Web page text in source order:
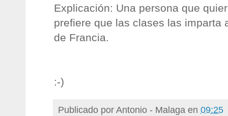
Explicación: Una persona que
prefiere que las clases las imparta
de Francia.
:-)
Publicado porAntonio - Malaga en 09:25